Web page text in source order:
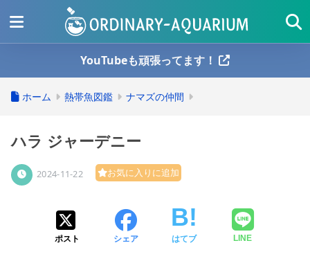
YouTubeも頑張ってます！
ホーム 熱帯魚図鑑 ナマズの仲間
ハラ ジャーデニー
2024-11-22 お気に入りに追加
ポスト シェア はてブ LINE